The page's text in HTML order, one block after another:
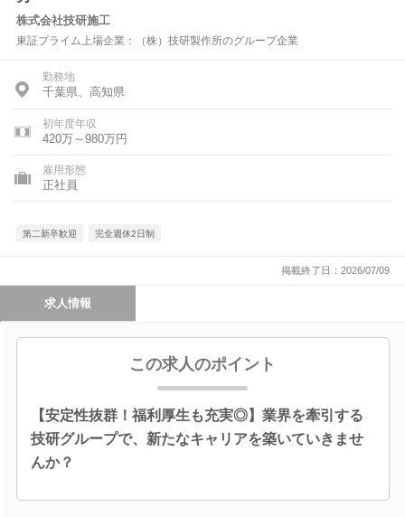
株式会社技研施工
東証プライム上場企業：（株）技研製作所のグループ企業
勤務地
千葉県、高知県
初年度年収
420万～980万円
雇用形態
正社員
第二新卒歓迎 完全週休2日制
掲載終了日：2026/07/09
求人情報
この求人のポイント
【安定性抜群！福利厚生も充実◎】業界を牽引する
技研グループで、新たなキャリアを築いていきませ
んか？